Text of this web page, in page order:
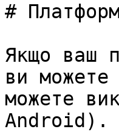
#
Якщо ваш
ви
можете
Android).